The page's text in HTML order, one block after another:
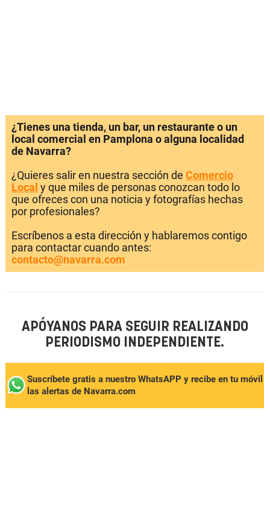
¿Tienes una tienda, un bar, un restaurante o un
local comercial en Pamplona o alguna localidad
de Navarra?
¿Quieres salir en nuestra sección de Comercio
Local y que miles de personas conozcan todo lo
que ofreces con una noticia y fotografías hechas
por profesionales?
Escríbenos a esta dirección y hablaremos contigo
para contactar cuando antes:
contacto@navarra.com
APÓYANOS PARA SEGUIR REALIZANDO
PERIODISMO INDEPENDIENTE.
Suscríbete gratis a nuestro WhatsAPP y recibe en tu móvil
las alertas de Navarra.com